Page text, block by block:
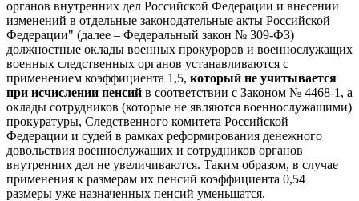
органов внутренних дел Российской Федерации и внесении
изменений в отдельные законодательные акты Российской
Федерации" (далее – Федеральный закон № 309-ФЗ)
должностные оклады военных прокуроров и военнослужащих
военных следственных органов устанавливаются с
применением коэффициента 1,5, который не учитывается
при исчислении пенсий в соответствии с Законом № 4468-1, а
оклады сотрудников (которые не являются военнослужащими)
прокуратуры, Следственного комитета Российской
Федерации и судей в рамках реформирования денежного
довольствия военнослужащих и сотрудников органов
внутренних дел не увеличиваются. Таким образом, в случае
применения к размерам их пенсий коэффициента 0,54
размеры уже назначенных пенсий уменьшатся.